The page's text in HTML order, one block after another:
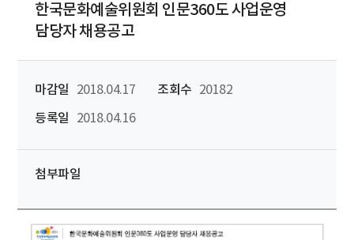
한국문화예술위원회 인문360도 사업운영
담당자 채용공고
마감일 2018.04.17 조회수
20182
등록일
2018.04.16
첨부파일